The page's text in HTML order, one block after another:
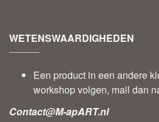
WETENSWAARDIGHEDEN
Een product in een andere
workshop volgen, mail dan
Contact@M-apART.nl